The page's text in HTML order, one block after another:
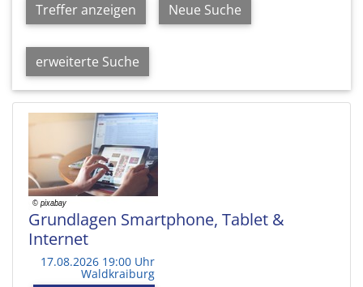
Treffer anzeigen Neue Suche
erweiterte Suche
Grundlagen Smartphone, Tablet &
Internet
17.08.2026 19:00 Uhr
Waldkraiburg